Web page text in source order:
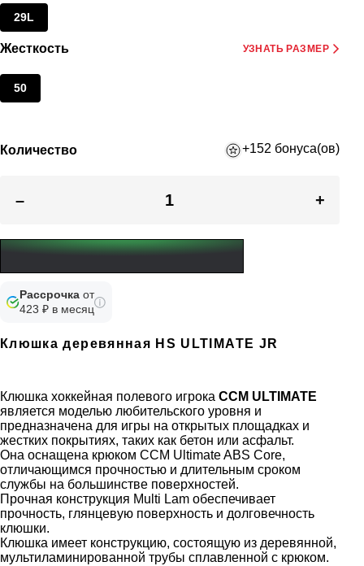
29L
Жесткость УЗНАТЬ РАЗМЕР
50
Количество +152 бонуса(ов)
– +
Рассрочка от
423 ₽ в месяц
Клюшка деревянная HS ULTIMATE JR
Клюшка хоккейная полевого игрока CCM ULTIMATE
является моделью любительского уровня и
предназначена для игры на открытых площадках и
жестких покрытиях, таких как бетон или асфальт.
Она оснащена крюком CCM Ultimate ABS Core,
отличающимся прочностью и длительным сроком
службы на большинстве поверхностей.
Прочная конструкция Multi Lam обеспечивает
прочность, глянцевую поверхность и долговечность
клюшки.
Клюшка имеет конструкцию, состоящую из деревянной,
мультиламинированной трубы сплавленной с крюком.